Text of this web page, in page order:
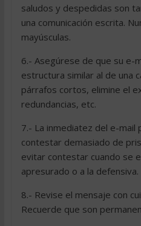
saludos y despedidas son
una comunicación escrita.
mayúsculas.
6.- Asegúrese de que su e-
estructura similar al de una
párrafos cortos, elimine el
redundancias, etc.
7.- La inmediatez del e-mail
contestar demasiado de
evitar contestar cuando se
apresurado o a la defensiva.
8.- Revise el mensaje con
Recuerde que son